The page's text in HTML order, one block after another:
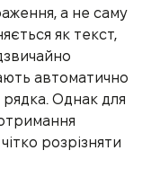
а не саму
як текст,
автоматично
Однак для
розрізняти